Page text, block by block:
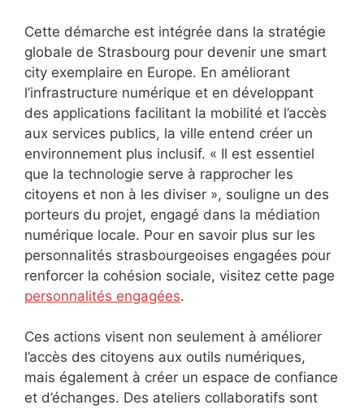
Cette démarche est intégrée dans la stratégie
globale de Strasbourg pour devenir une smart
city exemplaire en Europe. En améliorant
l’infrastructure numérique et en développant
des applications facilitant la mobilité et l’accès
aux services publics, la ville entend créer un
environnement plus inclusif. « Il est essentiel
que la technologie serve à rapprocher les
citoyens et non à les diviser », souligne un des
porteurs du projet, engagé dans la médiation
numérique locale. Pour en savoir plus sur les
personnalités strasbourgeoises engagées pour
renforcer la cohésion sociale, visitez cette page
personnalités engagées.
Ces actions visent non seulement à améliorer
l’accès des citoyens aux outils numériques,
mais également à créer un espace de confiance
et d’échanges. Des ateliers collaboratifs sont